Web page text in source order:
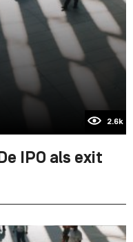
2.6k
IPO als exit